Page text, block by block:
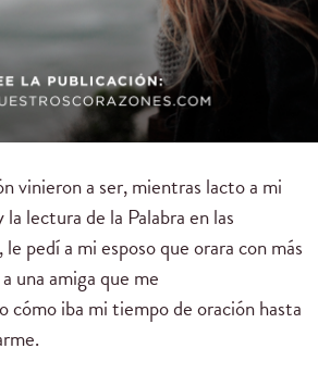
vinieron a ser, mientras lacto a mi
lectura de la Palabra en las
le pedí a mi esposo que orara con más
una amiga que me
cómo iba mi tiempo de oración hasta